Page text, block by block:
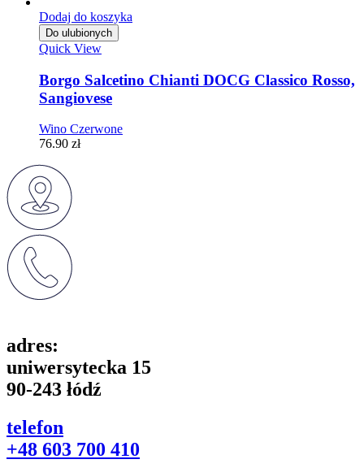
Dodaj do koszyka
Do ulubionych
Quick View
Borgo Salcetino Chianti DOCG Classico Rosso,
Sangiovese
Wino Czerwone
76.90 zł
adres:
uniwersytecka 15
90-243 łódź
telefon
+48 603 700 410